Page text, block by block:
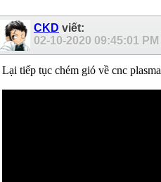
CKD viết:
02-10-2020 09:45:01 PM
Lại tiếp tục chém gió về cnc plasma